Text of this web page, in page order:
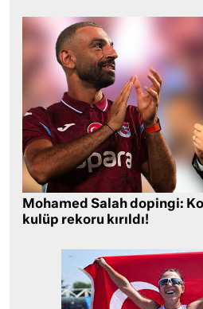
Mohamed Salah dopingi:
kulüp rekoru kırıldı!